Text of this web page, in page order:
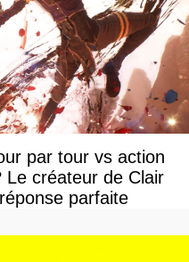
par tour vs action
Le créateur de Clair
parfaite